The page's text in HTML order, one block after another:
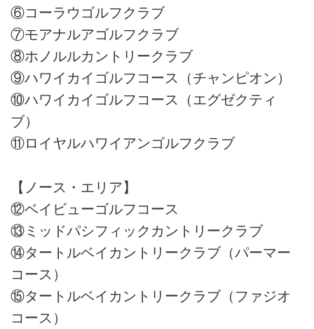
⑥コーラウゴルフクラブ
⑦モアナルアゴルフクラブ
⑧ホノルルカントリークラブ
⑨ハワイカイゴルフコース（チャンピオン）
⑩ハワイカイゴルフコース（エグゼクティ
ブ）
⑪ロイヤルハワイアンゴルフクラブ
【ノース・エリア】
⑫ベイビューゴルフコース
⑬ミッドパシフィックカントリークラブ
⑭タートルベイカントリークラブ（パーマー
コース）
⑮タートルベイカントリークラブ（ファジオ
コース）